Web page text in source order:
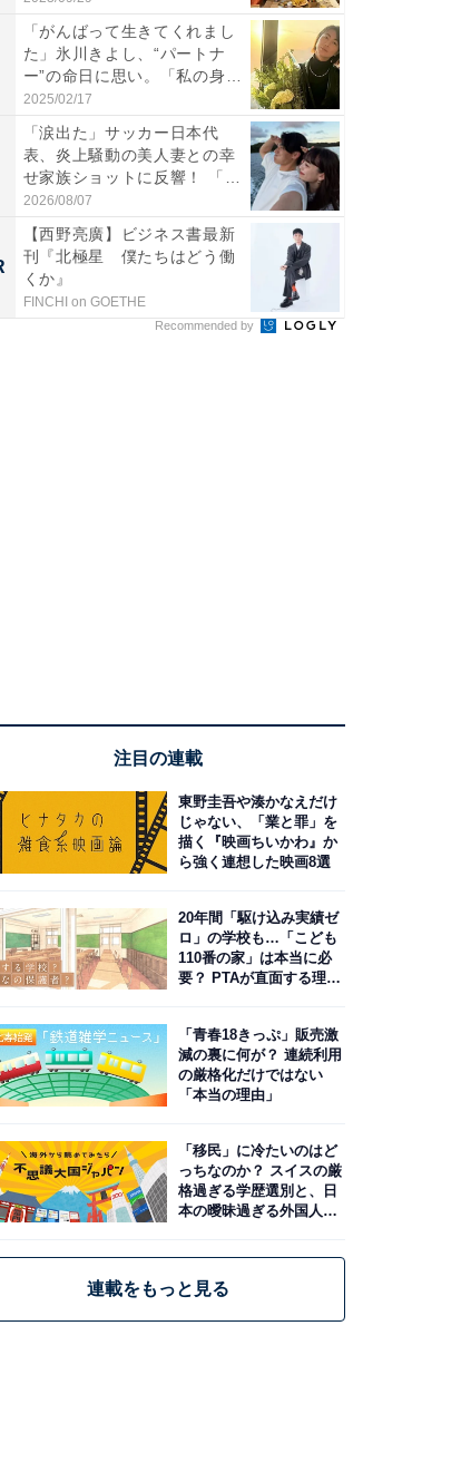
「がんばって生きてくれまし
た」氷川きよし、“パートナ
ー”の命日に思い。「私の身
体...
2025/02/17
「涙出た」サッカー日本代
表、炎上騒動の美人妻との幸
せ家族ショットに反響！ 「最
高...
2026/08/07
【西野亮廣】ビジネス書最新
刊『北極星 僕たちはどう働
くか』
FINCHI on GOETHE
Recommended by
注目の連載
東野圭吾や湊かなえだけ
じゃない、「業と罪」を
描く『映画ちいかわ』か
ら強く連想した映画8選
20年間「駆け込み実績ゼ
ロ」の学校も…「こども
110番の家」は本当に必
要？ PTAが直面する理想
「青春18きっぷ」販売激
減の裏に何が？ 連続利用
の厳格化だけではない
「本当の理由」
「移民」に冷たいのはど
っちなのか？ スイスの厳
格過ぎる学歴選別と、日
本の曖昧過ぎる外国人政
連載をもっと見る